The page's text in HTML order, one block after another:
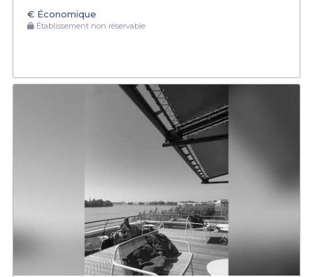
€ Économique
Établissement non réservable